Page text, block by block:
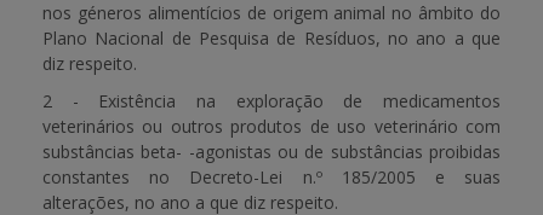
nos géneros alimentícios de origem animal no âmbito do
Plano Nacional de Pesquisa de Resíduos, no ano a que
diz respeito.
2 - Existência na exploração de medicamentos
veterinários ou outros produtos de uso veterinário com
substâncias beta- -agonistas ou de substâncias proibidas
constantes no Decreto-Lei n.º 185/2005 e suas
alterações, no ano a que diz respeito.